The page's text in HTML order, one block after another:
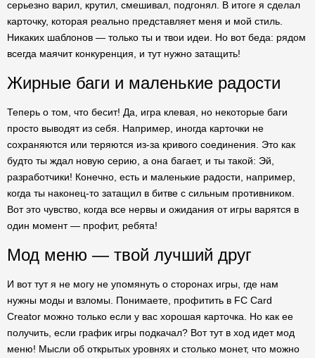
серьезно варил, крутил, смешивал, подгонял. В итоге я сделал
карточку, которая реально представляет меня и мой стиль.
Никаких шаблонов — только ты и твои идеи. Но вот беда: рядом
всегда маячит конкуренция, и тут нужно затащить!
Жирные баги и маленькие радости
Теперь о том, что бесит! Да, игра клевая, но некоторые баги
просто выводят из себя. Например, иногда карточки не
сохраняются или теряются из-за кривого соединения. Это как
будто ты ждал новую серию, а она багает, и ты такой: Эй,
разработчики! Конечно, есть и маленькие радости, например,
когда ты наконец-то затащил в битве с сильным противником.
Вот это чувство, когда все нервы и ожидания от игры варятся в
один момент — профит, ребята!
Мод меню — твой лучший друг
И вот тут я не могу не упомянуть о сторонах игры, где нам
нужны моды и взломы. Понимаете, профитить в FC Card
Creator можно только если у вас хорошая карточка. Но как ее
получить, если график игры подкачал? Вот тут в ход идет мод
меню! Мысли об открытых уровнях и столько монет, что можно